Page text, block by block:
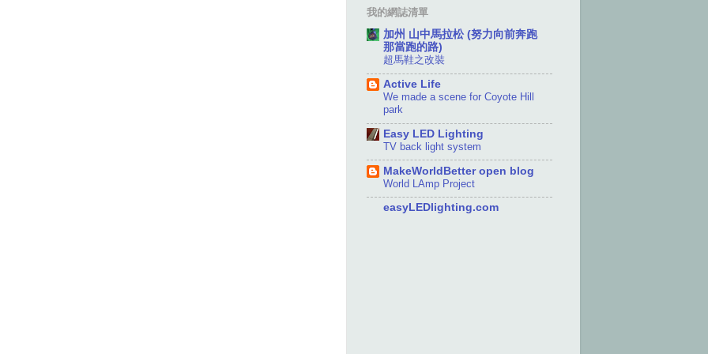
我的網誌清單
加州 山中馬拉松 (努力向前奔跑
那當跑的路)
超馬鞋之改裝
Active Life
We made a scene for Coyote Hill
park
Easy LED Lighting
TV back light system
MakeWorldBetter open blog
World LAmp Project
easyLEDlighting.com